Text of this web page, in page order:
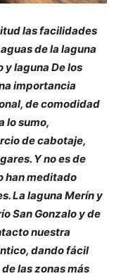
las facilidades
de la laguna
y laguna De los
importancia
de comodidad
lo sumo,
de cabotaje,
Y no es de
han meditado
La laguna Merín y
San Gonzalo y de
nuestra
dando fácil
las zonas más